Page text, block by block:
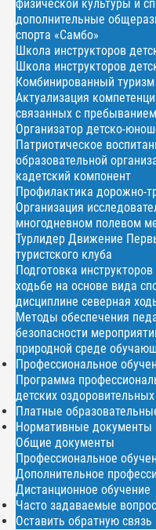
физической культуры и
дополнительные
спорта «Самбо»
Школа инструкторов
Школа инструкторов
Комбинированный туризм
Актуализация
связанных с
Организатор детско-
Патриотическое
образовательной
кадетский компонент
Профилактика дорожно-
Организация
многодневном полевом
Турлидер Движение
туристского клуба
Подготовка
ходьбе на основе вида
дисциплине северная
Методы обеспечения
безопасности
природной среде
Профессиональное
Программа
детских
Платные
Нормативные документы
Общие документы
Профессиональное
Дополнительное
Дистанционное обучение
Часто задаваемые
Оставить обратную связь